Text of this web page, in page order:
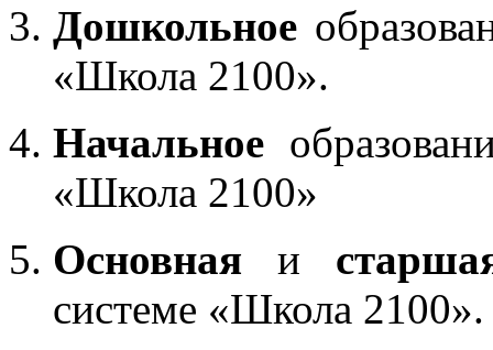
Дошкольное
«Школа 2100».
Начальное
«Школа 2100»
Основная и
системе «Школа 2100».